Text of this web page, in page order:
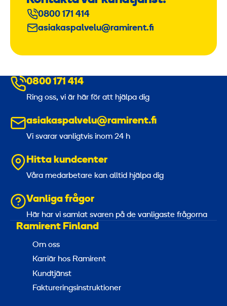
0800 171 414
asiakaspalvelu@ramirent.fi
0800 171 414
Ring oss, vi är här för att hjälpa dig
asiakaspalvelu@ramirent.fi
Vi svarar vanligtvis inom 24 h
Hitta kundcenter
Våra medarbetare kan alltid hjälpa dig
Vanliga frågor
Här har vi samlat svaren på de vanligaste frågorna
Ramirent Finland
Om oss
Karriär hos Ramirent
Kundtjänst
Faktureringsinstruktioner